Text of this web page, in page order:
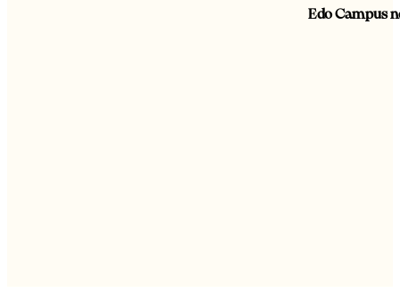
Edo Campus